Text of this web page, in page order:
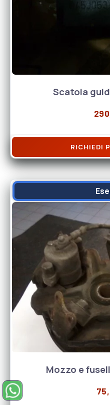
Scatola
RICHIEDI
Mozzo e